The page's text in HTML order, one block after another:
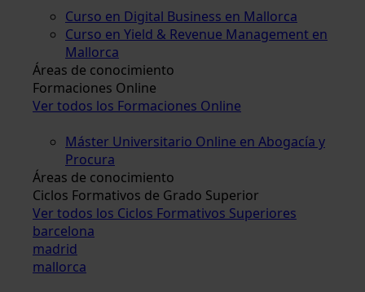
Curso en Digital Business en Mallorca
Curso en Yield & Revenue Management en
Mallorca
Áreas de conocimiento
Formaciones Online
Ver todos los Formaciones Online
Máster Universitario Online en Abogacía y
Procura
Áreas de conocimiento
Ciclos Formativos de Grado Superior
Ver todos los Ciclos Formativos Superiores
barcelona
madrid
mallorca